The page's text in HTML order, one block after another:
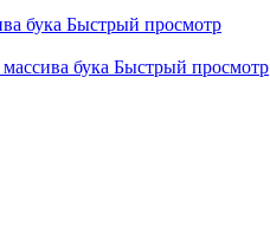
Быстрый просмотр
Быстрый просмотр